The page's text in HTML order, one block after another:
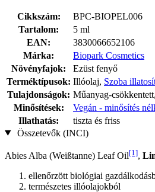
Cikkszám:
BPC-BIOPEL006
Tartalom:
5 ml
EAN:
3830066652106
Márka:
Biopark Cosmetics
Növényfajok:
Ezüst fenyő
Terméktípusok: Illóolaj, Szoba
Tulajdonságok: Műanyag-
Minősítések:
Vegán - minősítés
Illathatás:
tiszta és friss
Összetevők (INCI)
Abies Alba (Weißtanne) Leaf Oil[1],
ellenőrzött biológiai
természetes illóolajokból